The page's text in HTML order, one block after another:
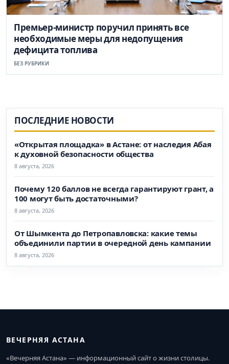
Премьер-министр поручил принять все
необходимые меры для недопущения
дефицита топлива
БЕЗ РУБРИКИ
ПОСЛЕДНИЕ НОВОСТИ
«Открытая площадка» в Астане: от наследия Абая
к духовной безопасности общества
8 августа, 2026
Почему 120 баллов не всегда гарантируют грант, а
100 могут быть достаточными?
8 августа, 2026
От Шымкента до Петропавловска: какие темы
объединили партии в очередной день кампании
8 августа, 2026
ВЕЧЕРНЯЯ АСТАНА
«Вечерняя Астана» — информационный сайт о жизни столицы.